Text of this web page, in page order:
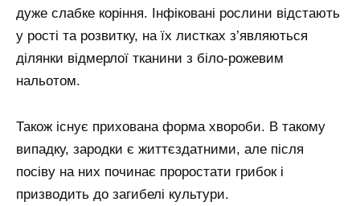
дуже слабке коріння. Інфіковані рослини відстають
у рості та розвитку, на їх листках з’являються
ділянки відмерлої тканини з біло-рожевим
нальотом.
Також існує прихована форма хвороби. В такому
випадку, зародки є життєздатними, але після
посіву на них починає проростати грибок і
призводить до загибелі культури.